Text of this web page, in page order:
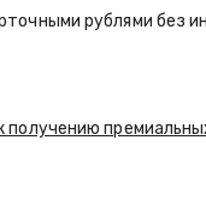
рублями без
получению